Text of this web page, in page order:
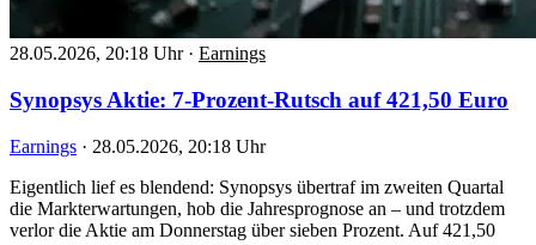
28.05.2026, 20:18 Uhr · Earnings
Synopsys Aktie: 7-Prozent-Rutsch auf 421,50 Euro
Earnings · 28.05.2026, 20:18 Uhr
Eigentlich lief es blendend: Synopsys übertraf im zweiten Quartal
die Markterwartungen, hob die Jahresprognose an – und trotzdem
verlor die Aktie am Donnerstag über sieben Prozent. Auf 421,50